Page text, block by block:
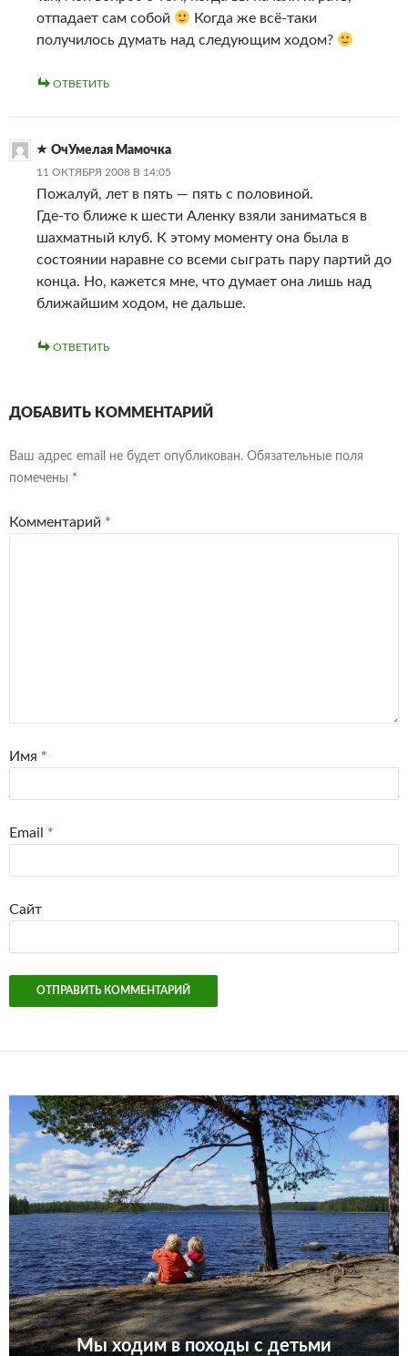
отпадает сам собой
Когда же всё-таки
получилось думать над следующим ходом?
ОТВЕТИТЬ
ОчУмелая Мамочка
11 ОКТЯБРЯ 2008 В 14:05
Пожалуй, лет в пять — пять с половиной.
Где-то ближе к шести Аленку взяли заниматься в
шахматный клуб. К этому моменту она была в
состоянии наравне со всеми сыграть пару партий до
конца. Но, кажется мне, что думает она лишь над
ближайшим ходом, не дальше.
ОТВЕТИТЬ
ДОБАВИТЬ КОММЕНТАРИЙ
Ваш адрес email не будет опубликован. Обязательные поля
помечены *
Комментарий *
Имя *
Email *
Сайт
Мы ходим в походы с детьми